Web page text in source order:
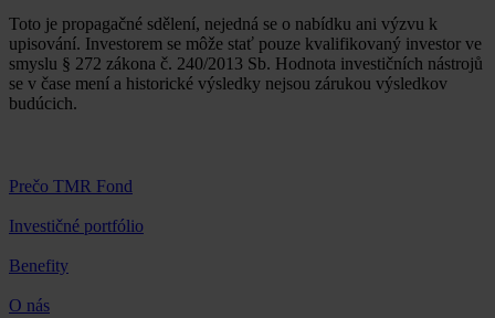
Toto je propagačné sdělení, nejedná se o nabídku ani výzvu k
upisování. Investorem se môže stať pouze kvalifikovaný investor ve
smyslu § 272 zákona č. 240/2013 Sb. Hodnota investičních nástrojů
se v čase mení a historické výsledky nejsou zárukou výsledkov
budúcich.
Prečo TMR Fond
Investičné portfólio
Benefity
O nás